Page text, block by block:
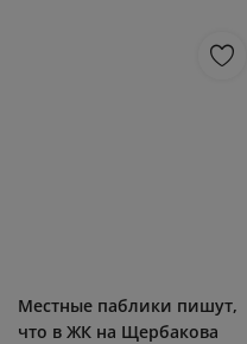
Местные паблики пишут,
что в ЖК на Щербакова